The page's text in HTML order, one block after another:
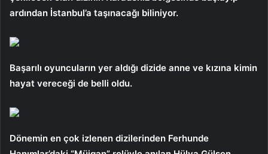
ardından İstanbul’a taşınacağı biliniyor.
Başarılı oyuncuların yer aldığı dizide anne ve kızına kimin
hayat vereceği de belli oldu.
Dönemin en çok izlenen dizilerinden Ferhunde